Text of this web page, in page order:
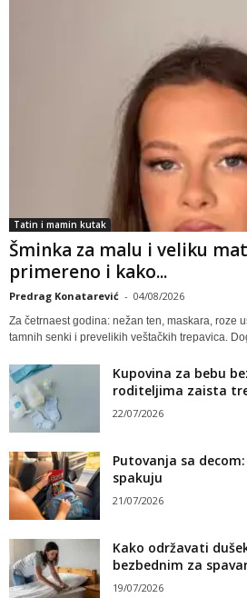
Tatin i mamin kutak
Šminka za malu i veliku
primereno i kako...
Predrag Konatarević - 04/08/2026
Za četrnaest godina: nežan ten, maskara, roze
tamnih senki i prevelikih veštačkih trepavica.
Kupovina za bebu
roditeljima zaista
22/07/2026
Putovanja sa
spakuju
21/07/2026
Kako održavati
bezbednim za
19/07/2026